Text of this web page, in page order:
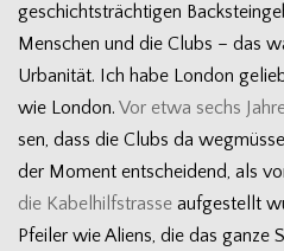
geschichts­träch­ti­gen
Men­schen und die Clubs – das
Urba­ni­tät. Ich habe Lon­don
wie Lon­don. Vor etwa sechs
sen, dass die Clubs da
der Moment ent­schei­dend, als
die Kabel­hilfstrasse auf­ge­stellt
Pfei­ler wie Ali­ens, die das